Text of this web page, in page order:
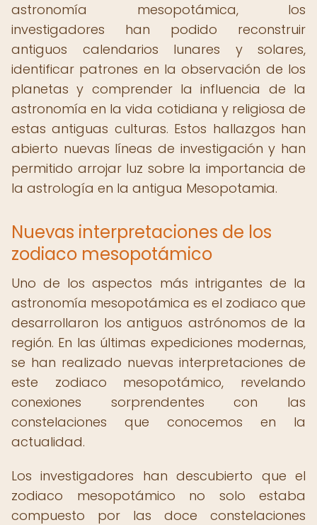
astronomía mesopotámica, los
investigadores han podido reconstruir
antiguos calendarios lunares y solares,
identificar patrones en la observación de los
planetas y comprender la influencia de la
astronomía en la vida cotidiana y religiosa de
estas antiguas culturas. Estos hallazgos han
abierto nuevas líneas de investigación y han
permitido arrojar luz sobre la importancia de
la astrología en la antigua Mesopotamia.
Nuevas interpretaciones de los
zodiaco mesopotámico
Uno de los aspectos más intrigantes de la
astronomía mesopotámica es el zodiaco que
desarrollaron los antiguos astrónomos de la
región. En las últimas expediciones modernas,
se han realizado nuevas interpretaciones de
este zodiaco mesopotámico, revelando
conexiones sorprendentes con las
constelaciones que conocemos en la
actualidad.
Los investigadores han descubierto que el
zodiaco mesopotámico no solo estaba
compuesto por las doce constelaciones